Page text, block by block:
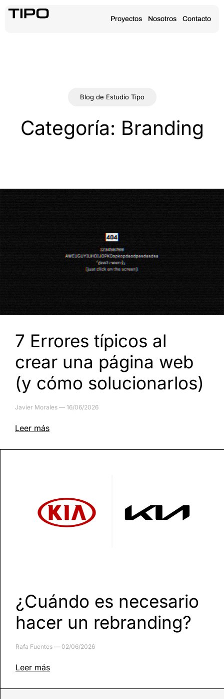
Proyectos Nosotros Contacto
Blog de Estudio Tipo
Categoría: Branding
7 Errores típicos al
crear una página web
(y cómo solucionarlos)
Javier Morales 16/06/2026
Leer más
¿Cuándo es necesario
hacer un rebranding?
Rafa Fuentes 02/06/2026
Leer más